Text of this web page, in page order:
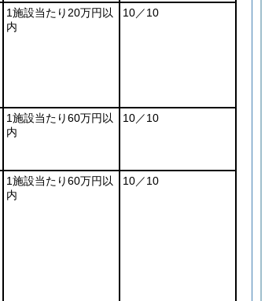
1施設当たり20万円以
内
10／10
1施設当たり60万円以
内
10／10
1施設当たり60万円以
内
10／10